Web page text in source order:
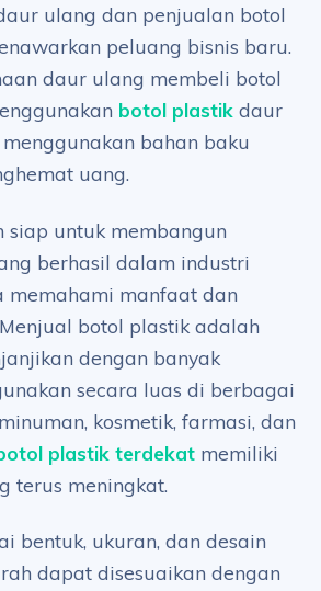
ulang dan penjualan botol
peluang bisnis baru.
daur ulang membeli botol
botol plastik daur
bahan baku
uang.
siap untuk membangun
berhasil dalam industri
memahami manfaat dan
botol plastik adalah
dengan banyak
secara luas di berbagai
kosmetik, farmasi, dan
plastik terdekat memiliki
terus meningkat.
bentuk, ukuran, dan desain
dapat disesuaikan dengan